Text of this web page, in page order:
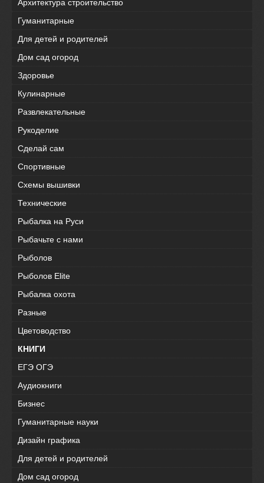
Архитектура строительство
Гуманитарные
Для детей и родителей
Дом сад огород
Здоровье
Кулинарные
Развлекательные
Рукоделие
Сделай сам
Спортивные
Схемы вышивки
Технические
Рыбалка на Руси
Рыбачьте с нами
Рыболов
Рыболов Elite
Рыбалка охота
Разные
Цветоводство
КНИГИ
ЕГЭ ОГЭ
Аудиокниги
Бизнес
Гуманитарные науки
Дизайн графика
Для детей и родителей
Дом сад огород